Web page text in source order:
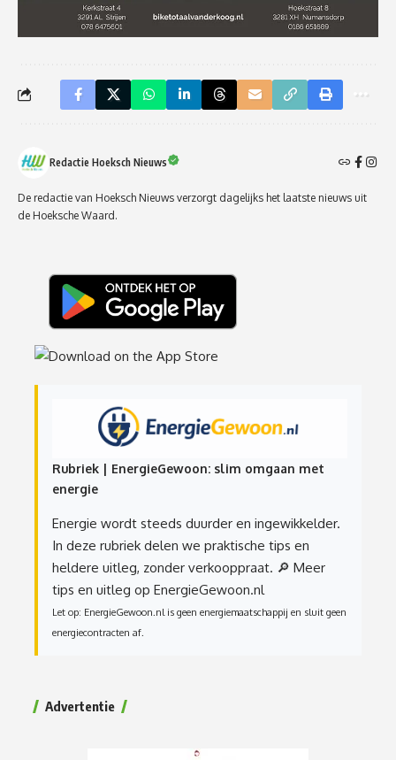
Redactie Hoeksch Nieuws
De redactie van Hoeksch Nieuws verzorgt dagelijks het laatste nieuws uit
de Hoeksche Waard.
Rubriek | EnergieGewoon: slim omgaan met
energie
Energie wordt steeds duurder en ingewikkelder.
In deze rubriek delen we praktische tips en
heldere uitleg, zonder verkooppraat. 🔎 Meer
tips en uitleg op EnergieGewoon.nl
Let op: EnergieGewoon.nl is geen energiemaatschappij en sluit geen
energiecontracten af.
Advertentie